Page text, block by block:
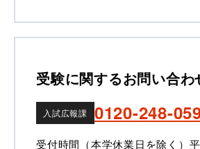
受験に関するお問い合わ
入試広報課 0120-248-
受付時間（本学休業日を除く）